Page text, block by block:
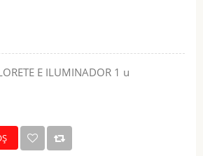
E ILUMINADOR 1 u